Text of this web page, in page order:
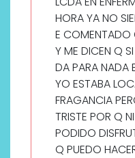
HORA YA NO
E COMENTADO
Y ME DICEN Q
DA PARA NADA
YO ESTABA
FRAGANCIA
TRISTE POR Q
PODIDO
Q PUEDO